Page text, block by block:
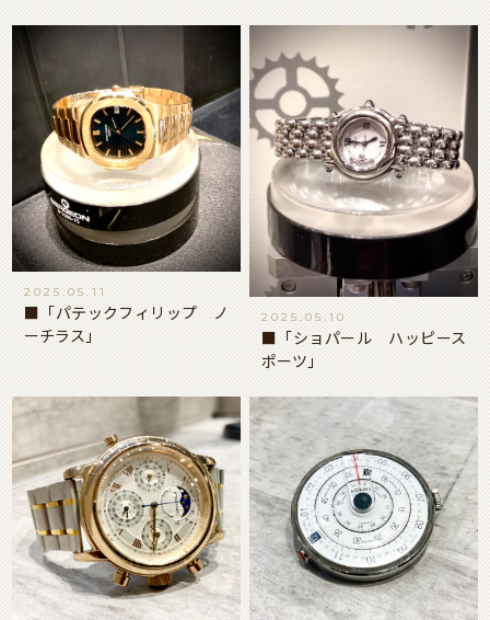
2025.05.11
■「パテックフィリップ ノ
ーチラス」
2025.05.10
■「ショパール ハッピース
ポーツ」